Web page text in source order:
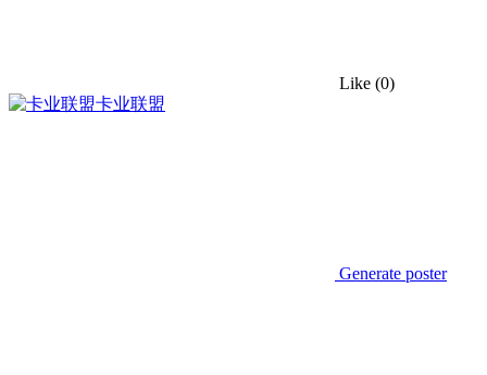
Like (0)
卡业联盟
Generate poster